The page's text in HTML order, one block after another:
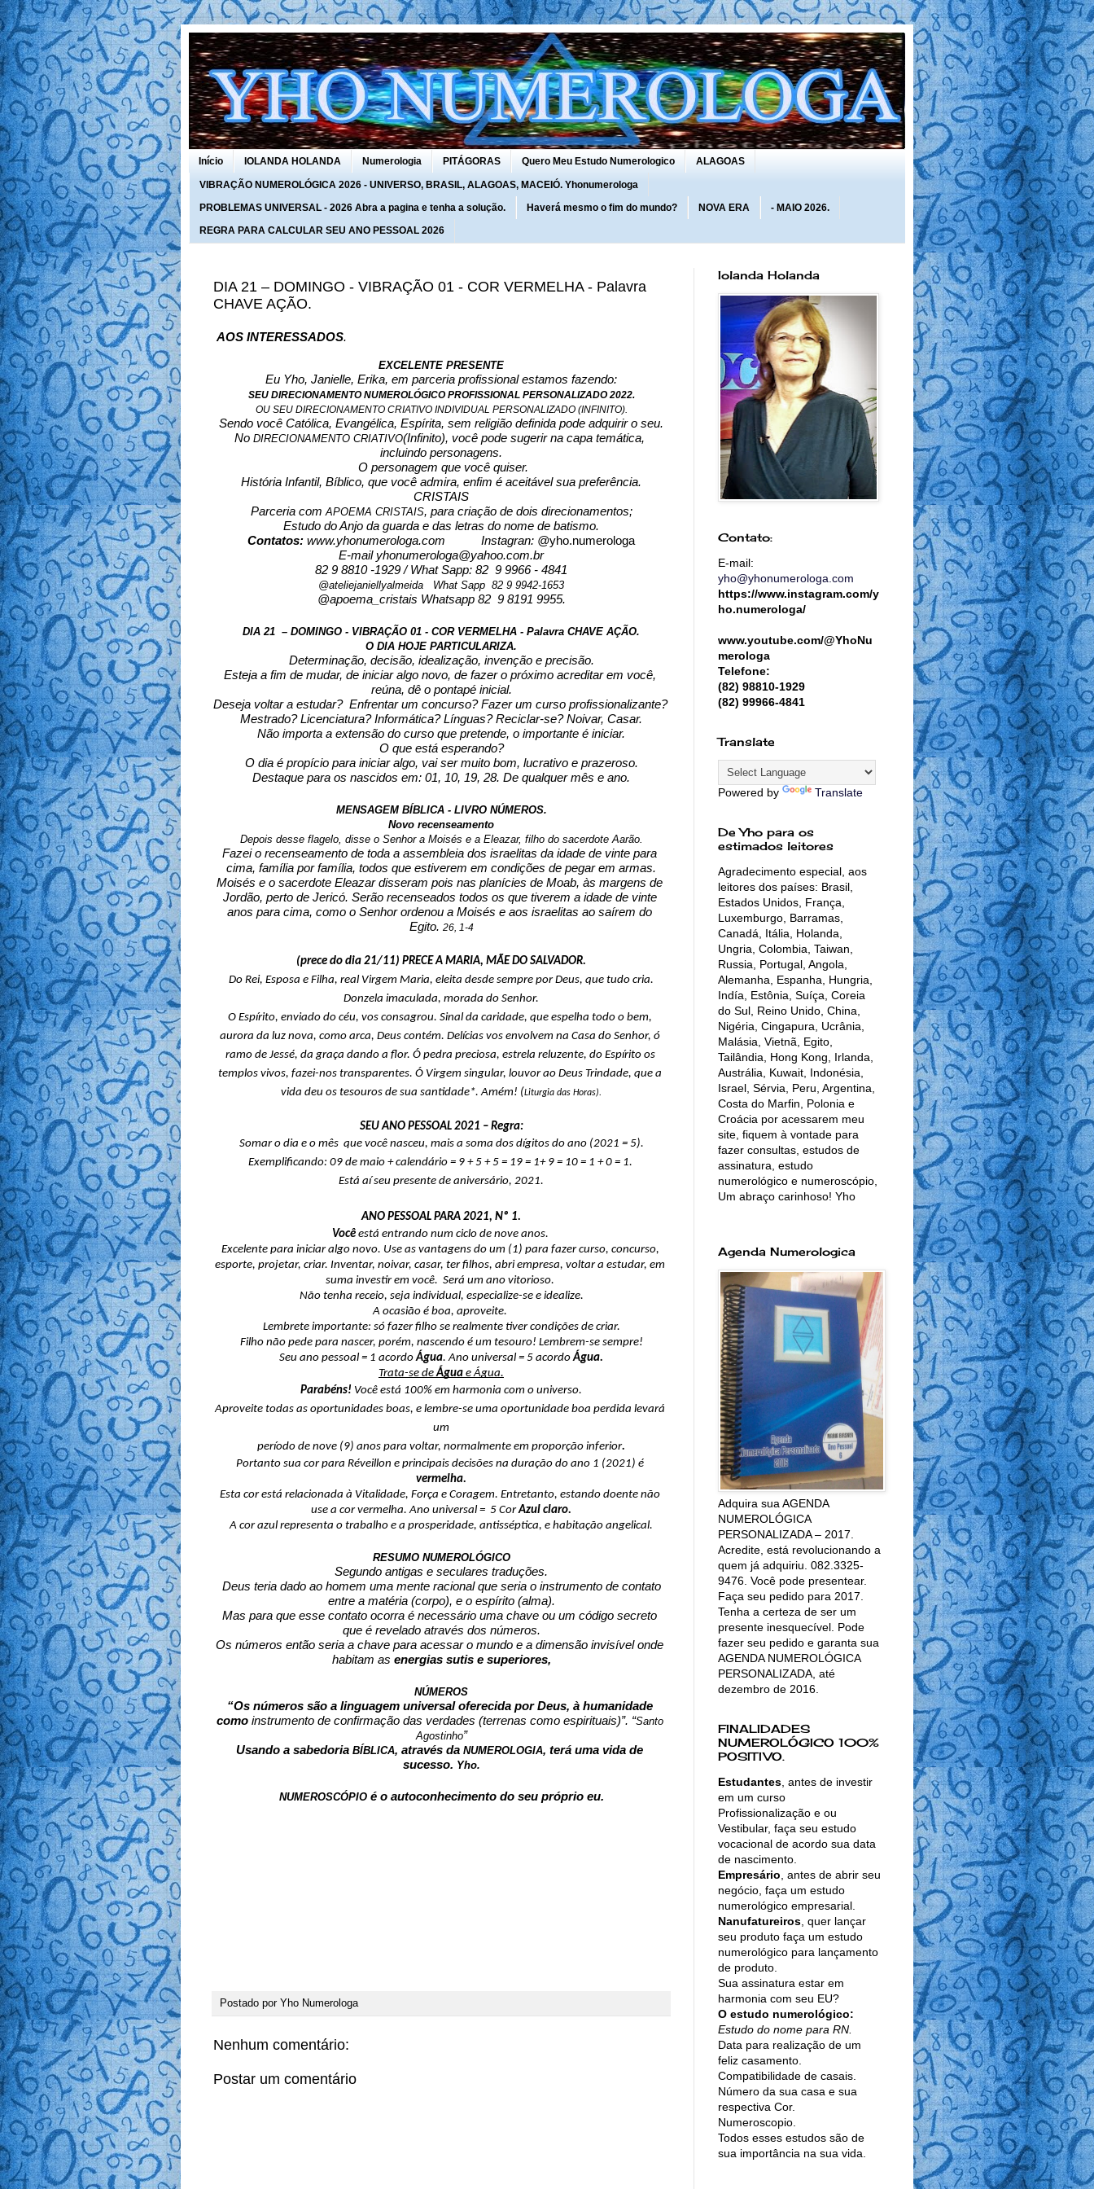
Início IOLANDA HOLANDA Numerologia PITÁGORAS Quero Meu Estudo Numerologico ALAGOAS
VIBRAÇÃO NUMEROLÓGICA 2026 - UNIVERSO, BRASIL, ALAGOAS, MACEIÓ. Yhonumerologa
PROBLEMAS UNIVERSAL - 2026 Abra a pagina e tenha a solução. Haverá mesmo o fim do mundo? NOVA ERA - MAIO 2026.
REGRA PARA CALCULAR SEU ANO PESSOAL 2026
DIA 21 – DOMINGO - VIBRAÇÃO 01 - COR VERMELHA - Palavra
CHAVE AÇÃO.
AOS INTERESSADOS.
EXCELENTE PRESENTE
Eu Yho, Janielle, Erika, em parceria profissional estamos fazendo:
SEU DIRECIONAMENTO NUMEROLÓGICO PROFISSIONAL PERSONALIZADO 2022.
OU SEU DIRECIONAMENTO CRIATIVO INDIVIDUAL PERSONALIZADO (INFINITO).
Sendo você Católica, Evangélica, Espírita, sem religião definida pode adquirir o seu.
No DIRECIONAMENTO CRIATIVO(Infinito), você pode sugerir na capa temática,
incluindo personagens.
O personagem que você quiser.
História Infantil, Bíblico, que você admira, enfim é aceitável sua preferência.
CRISTAIS
Parceria com APOEMA CRISTAIS, para criação de dois direcionamentos;
Estudo do Anjo da guarda e das letras do nome de batismo.
Contatos: www.yhonumerologa.com Instagran: @yho.numerologa
E-mail yhonumerologa@yahoo.com.br
82 9 8810 -1929 / What Sapp: 82  9 9966 - 4841
@ateliejaniellyalmeida   What Sapp  82 9 9942-1653
@apoema_cristais Whatsapp 82  9 8191 9955.
DIA 21  – DOMINGO - VIBRAÇÃO 01 - COR VERMELHA - Palavra CHAVE AÇÃO.
O DIA HOJE PARTICULARIZA.
Determinação, decisão, idealização, invenção e precisão.
Esteja a fim de mudar, de iniciar algo novo, de fazer o próximo acreditar em você,
reúna, dê o pontapé inicial.
Deseja voltar a estudar?  Enfrentar um concurso? Fazer um curso profissionalizante?
Mestrado? Licenciatura? Informática? Línguas? Reciclar-se? Noivar, Casar.
Não importa a extensão do curso que pretende, o importante é iniciar.
O que está esperando?
O dia é propício para iniciar algo, vai ser muito bom, lucrativo e prazeroso.
Destaque para os nascidos em: 01, 10, 19, 28. De qualquer mês e ano.
MENSAGEM BÍBLICA - LIVRO NÚMEROS.
Novo recenseamento
Depois desse flagelo, disse o Senhor a Moisés e a Eleazar, filho do sacerdote Aarão.
Fazei o recenseamento de toda a assembleia dos israelitas da idade de vinte para
cima, família por família, todos que estiverem em condições de pegar em armas.
Moisés e o sacerdote Eleazar disseram pois nas planícies de Moab, às margens de
Jordão, perto de Jericó. Serão recenseados todos os que tiverem a idade de vinte
anos para cima, como o Senhor ordenou a Moisés e aos israelitas ao saírem do
Egito. 26, 1-4
(prece do dia 21/11) PRECE A MARIA, MÃE DO SALVADOR.
Do Rei, Esposa e Filha, real Virgem Maria, eleita desde sempre por Deus, que tudo cria.
Donzela imaculada, morada do Senhor.
O Espírito, enviado do céu, vos consagrou. Sinal da caridade, que espelha todo o bem,
aurora da luz nova, como arca, Deus contém. Delícias vos envolvem na Casa do Senhor, ó
ramo de Jessé, da graça dando a flor. Ó pedra preciosa, estrela reluzente, do Espírito os
templos vivos, fazei-nos transparentes. Ó Virgem singular, louvor ao Deus Trindade, que a
vida deu os tesouros de sua santidade*. Amém! (Liturgia das Horas).
SEU ANO PESSOAL 2021 – Regra:
Somar o dia e o mês  que você nasceu, mais a soma dos dígitos do ano (2021 = 5).
Exemplificando: 09 de maio + calendário = 9 + 5 + 5 = 19 = 1+ 9 = 10 = 1 + 0 = 1.
Está aí seu presente de aniversário, 2021.
ANO PESSOAL PARA 2021, Nº 1.
Você está entrando num ciclo de nove anos.
Excelente para iniciar algo novo. Use as vantagens do um (1) para fazer curso, concurso,
esporte, projetar, criar. Inventar, noivar, casar, ter filhos, abri empresa, voltar a estudar, em
suma investir em você.  Será um ano vitorioso.
Não tenha receio, seja individual, especialize-se e idealize.
A ocasião é boa, aproveite.
Lembrete importante: só fazer filho se realmente tiver condições de criar.
Filho não pede para nascer, porém, nascendo é um tesouro! Lembrem-se sempre!
Seu ano pessoal = 1 acordo Água. Ano universal = 5 acordo Água.
Trata-se de Água e Água.
Parabéns! Você está 100% em harmonia com o universo.
Aproveite todas as oportunidades boas, e lembre-se uma oportunidade boa perdida levará
um
período de nove (9) anos para voltar, normalmente em proporção inferior.
vermelha.
Esta cor está relacionada à Vitalidade, Força e Coragem. Entretanto, estando doente não
use a cor vermelha. Ano universal =  5 Cor Azul claro.
A cor azul representa o trabalho e a prosperidade, antisséptica, e habitação angelical.
RESUMO NUMEROLÓGICO
Segundo antigas e seculares traduções.
Deus teria dado ao homem uma mente racional que seria o instrumento de contato
entre a matéria (corpo), e o espírito (alma).
Mas para que esse contato ocorra é necessário uma chave ou um código secreto
que é revelado através dos números.
Os números então seria a chave para acessar o mundo e a dimensão invisível onde
habitam as energias sutis e superiores,
NÚMEROS
“Os números são a linguagem universal oferecida por Deus, à humanidade
como instrumento de confirmação das verdades (terrenas como espirituais)”. “Santo
Agostinho”
Usando a sabedoria BÍBLICA, através da NUMEROLOGIA, terá uma vida de
sucesso. Yho.
NUMEROSCÓPIO é o autoconhecimento do seu próprio eu.
Postado por Yho Numerologa
Nenhum comentário:
Postar um comentário
Iolanda Holanda
Contato:
E-mail:
yho@yhonumerologa.com
https://www.instagram.com/y
ho.numerologa/
www.youtube.com/@YhoNu
merologa
Telefone:
(82) 98810-1929
(82) 99966-4841
Translate
Powered by Translate
De Yho para os
estimados leitores
Agradecimento especial, aos
leitores dos países: Brasil,
Estados Unidos, França,
Luxemburgo, Barramas,
Canadá, Itália, Holanda,
Ungria, Colombia, Taiwan,
Russia, Portugal, Angola,
Alemanha, Espanha, Hungria,
Indía, Estônia, Suíça, Coreia
do Sul, Reino Unido, China,
Nigéria, Cingapura, Ucrânia,
Malásia, Vietnã, Egito,
Tailândia, Hong Kong, Irlanda,
Austrália, Kuwait, Indonésia,
Israel, Sérvia, Peru, Argentina,
Costa do Marfin, Polonia e
Croácia por acessarem meu
site, fiquem à vontade para
fazer consultas, estudos de
assinatura, estudo
numerológico e numeroscópio,
Um abraço carinhoso! Yho
Agenda Numerologica
Adquira sua AGENDA
NUMEROLÓGICA
PERSONALIZADA – 2017.
Acredite, está revolucionando a
quem já adquiriu. 082.3325-
9476. Você pode presentear.
Faça seu pedido para 2017.
Tenha a certeza de ser um
presente inesquecível. Pode
fazer seu pedido e garanta sua
AGENDA NUMEROLÓGICA
PERSONALIZADA, até
dezembro de 2016.
FINALIDADES
NUMEROLÓGICO 100%
POSITIVO.
Estudantes , antes de investir
em um curso
Profissionalização e ou
Vestibular, faça seu estudo
vocacional de acordo sua data
de nascimento.
Empresário , antes de abrir seu
negócio, faça um estudo
numerológico empresarial.
Nanufatureiros , quer lançar
seu produto faça um estudo
numerológico para lançamento
de produto.
Sua assinatura estar em
harmonia com seu EU?
O estudo numerológico:
Estudo do nome para RN.
Data para realização de um
feliz casamento.
Compatibilidade de casais.
Número da sua casa e sua
respectiva Cor.
Numeroscopio.
Todos esses estudos são de
sua importância na sua vida.